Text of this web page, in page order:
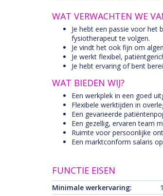
WAT VERWACHTEN WE
Je hebt een passie voor het
fysiotherapeut te volgen.
Je vindt het ook fijn om
Je werkt flexibel,
Je hebt ervaring of bent
WAT BIEDEN WIJ?
Een werkplek in een goed
Flexibele werktijden in
Een gevarieerde
Een gezellig, ervaren team
Ruimte voor persoonlijke
Een marktconform salaris
FUNCTIE EISEN
Minimale werkervaring: